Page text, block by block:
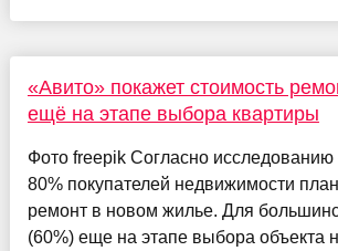
«Авито» покажет стоимость
ещё на этапе выбора квартиры
Фото freepik Согласно
80% покупателей недвижимости
ремонт в новом жилье. Для
(60%) еще на этапе выбора объекта